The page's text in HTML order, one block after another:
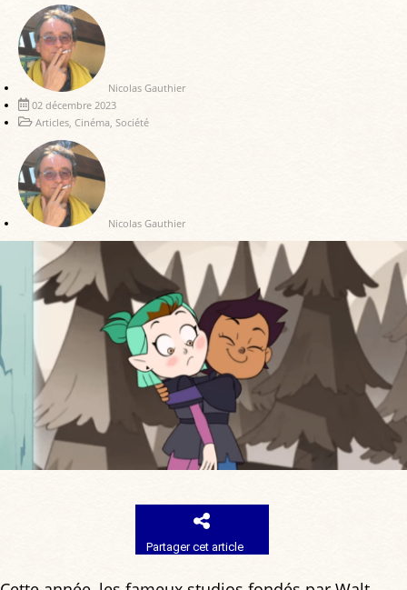
Nicolas Gauthier
02 décembre 2023
Articles, Cinéma, Société
Nicolas Gauthier
Partager cet article